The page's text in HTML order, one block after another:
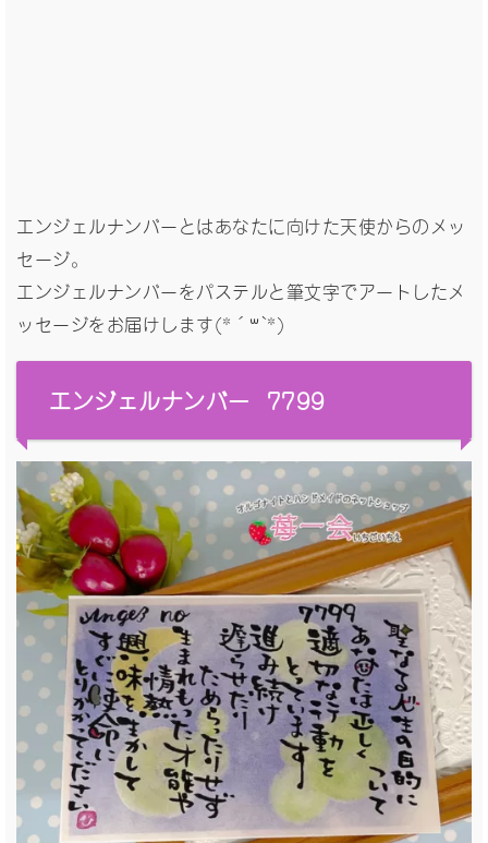
エンジェルナンバーとはあなたに向けた天使からのメッ
セージ。
エンジェルナンバーをパステルと筆文字でアートしたメ
ッセージをお届けします(*´꒳`*)
エンジェルナンバー 7799